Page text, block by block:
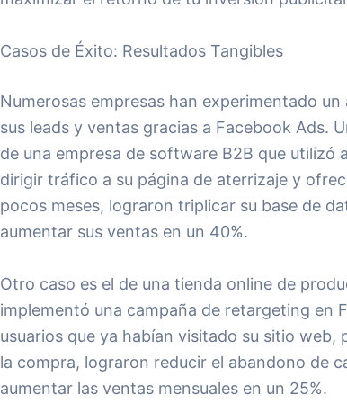
Casos de Éxito: Resultados Tangibles
Numerosas empresas han experimentado
sus leads y ventas gracias a Facebook Ads.
de una empresa de software B2B que utilizó
dirigir tráfico a su página de aterrizaje y
pocos meses, lograron triplicar su base de
aumentar sus ventas en un 40%.
Otro caso es el de una tienda online de
implementó una campaña de retargeting en
usuarios que ya habían visitado su sitio web,
la compra, lograron reducir el abandono de
aumentar las ventas mensuales en un 25%.